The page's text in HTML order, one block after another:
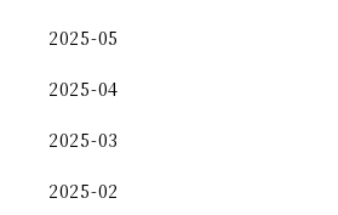
2025-05
2025-04
2025-03
2025-02